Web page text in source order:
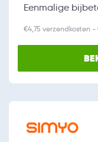
Eenmalige
€4,75 verzendkosten